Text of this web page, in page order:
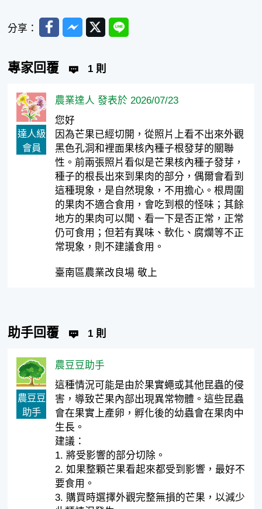
分享： FacebookMessenger
TwitterLine
專家回覆 1 則
達人級
會員
農業達人 發表於 2026/07/23
您好
因為芒果已經切開，從照片上看不出來外觀
黑色孔洞和裡面果核內種子根發芽的關聯
性。前兩張照片看似是芒果核內種子發芽，
種子的根長出來到果肉的部分，偶爾會看到
這種現象，是自然現象，不用擔心。根周圍
的果肉不適合食用，會吃到根的怪味；其餘
地方的果肉可以聞、看一下是否正常，正常
仍可食用；但若有異味、軟化、腐爛等不正
常現象，則不建議食用。
臺南區農業改良場 敬上
助手回覆 1 則
農豆豆
助手
農豆豆助手
這種情況可能是由於果實蠅或其他昆蟲的侵
害，導致芒果內部出現異常物體。這些昆蟲
會在果實上產卵，孵化後的幼蟲會在果肉中
生長。
建議：
1. 將受影響的部分切除。
2. 如果整顆芒果看起來都受到影響，最好不
要食用。
3. 購買時選擇外觀完整無損的芒果，以減少